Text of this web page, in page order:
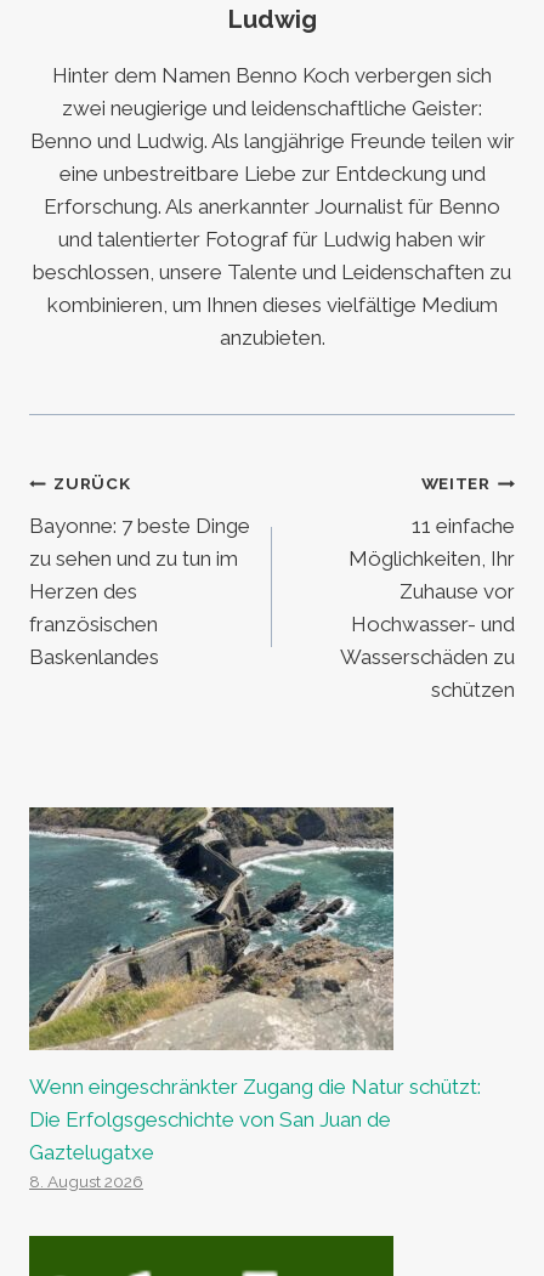
Ludwig
Hinter dem Namen Benno Koch verbergen sich
zwei neugierige und leidenschaftliche Geister:
Benno und Ludwig. Als langjährige Freunde teilen wir
eine unbestreitbare Liebe zur Entdeckung und
Erforschung. Als anerkannter Journalist für Benno
und talentierter Fotograf für Ludwig haben wir
beschlossen, unsere Talente und Leidenschaften zu
kombinieren, um Ihnen dieses vielfältige Medium
anzubieten.
Beitragsnavigation
ZURÜCK
Bayonne: 7 beste Dinge
zu sehen und zu tun im
Herzen des
französischen
Baskenlandes
WEITER
11 einfache
Möglichkeiten, Ihr
Zuhause vor
Hochwasser- und
Wasserschäden zu
schützen
Wenn eingeschränkter Zugang die Natur schützt:
Die Erfolgsgeschichte von San Juan de
Gaztelugatxe
8. August 2026